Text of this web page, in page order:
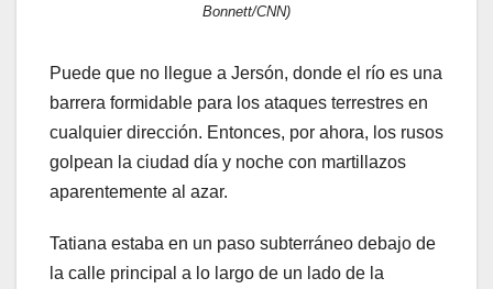
Bonnett/CNN)
Puede que no llegue a Jersón, donde el río es una
barrera formidable para los ataques terrestres en
cualquier dirección. Entonces, por ahora, los rusos
golpean la ciudad día y noche con martillazos
aparentemente al azar.
Tatiana estaba en un paso subterráneo debajo de
la calle principal a lo largo de un lado de la